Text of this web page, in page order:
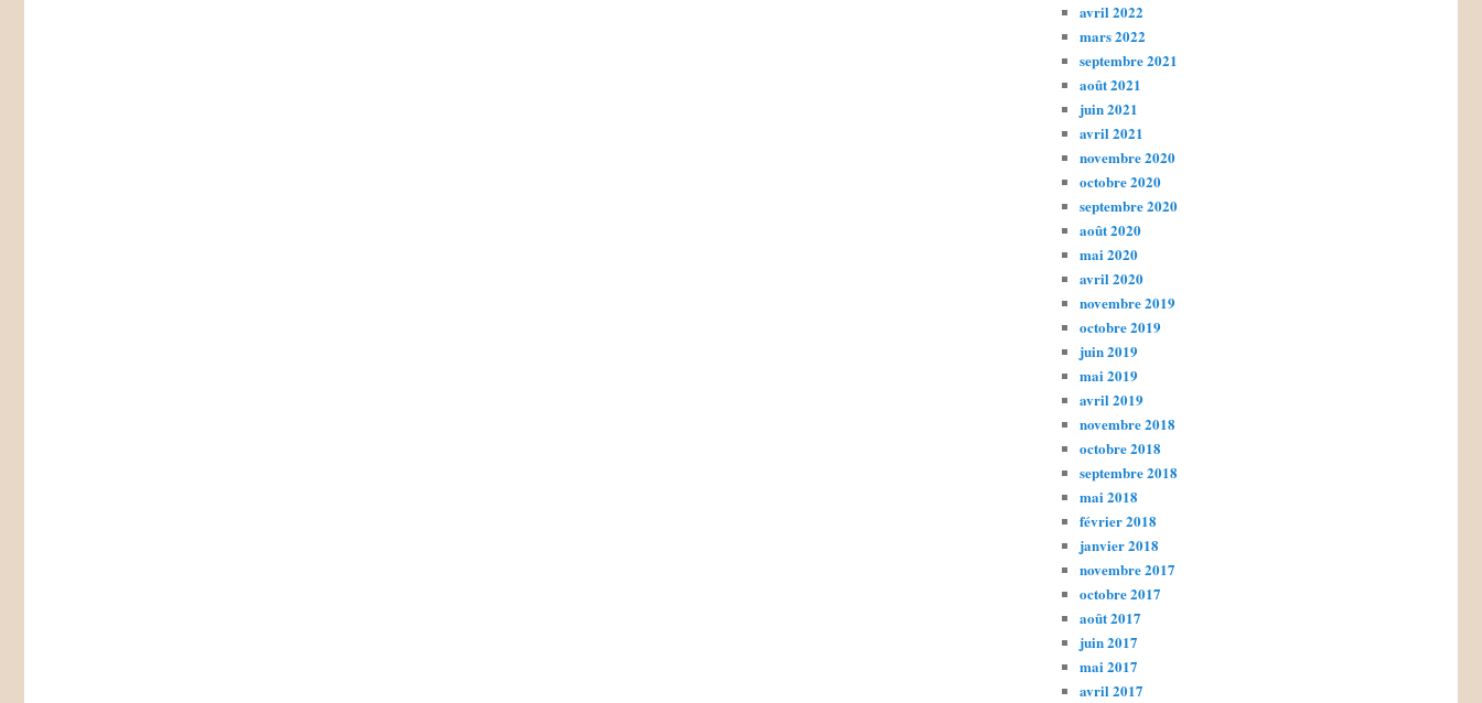
avril 2022
mars 2022
septembre 2021
août 2021
juin 2021
avril 2021
novembre 2020
octobre 2020
septembre 2020
août 2020
mai 2020
avril 2020
novembre 2019
octobre 2019
juin 2019
mai 2019
avril 2019
novembre 2018
octobre 2018
septembre 2018
mai 2018
février 2018
janvier 2018
novembre 2017
octobre 2017
août 2017
juin 2017
mai 2017
avril 2017